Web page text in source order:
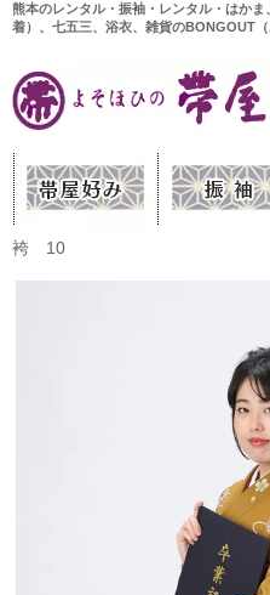
熊本のレンタル・振袖・レンタル・はかま
着）、七五三、浴衣、雑貨のBONGOUT（
袴 10